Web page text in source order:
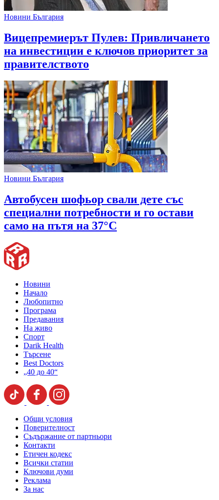
Новини България
Вицепремиерът Пулев: Привличането
на инвестиции е ключов приоритет за
правителството
Новини България
Автобусен шофьор свали дете със
специални потребности и го остави
само на пътя на 37°C
Новини
Начало
Любопитно
Програма
Предавания
На живо
Спорт
Darik Health
Търсене
Best Doctors
„40 до 40“
Общи условия
Поверителност
Съдържание от партньори
Контакти
Етичен кодекс
Всички статии
Ключови думи
Реклама
За нас